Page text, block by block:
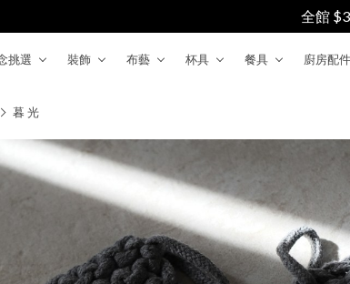
全館
挑選 裝飾 布藝 杯具 餐具 廚房配件
暮 光